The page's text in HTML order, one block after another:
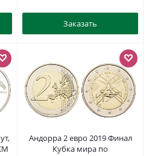
Заказать
Андорра 2 евро 2019 Финал
Кубка мира по